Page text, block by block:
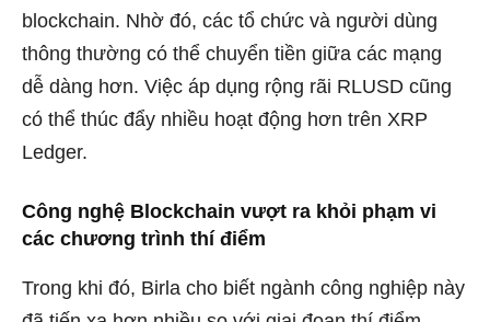
blockchain. Nhờ đó, các tổ chức và người dùng
thông thường có thể chuyển tiền giữa các mạng
dễ dàng hơn. Việc áp dụng rộng rãi RLUSD cũng
có thể thúc đẩy nhiều hoạt động hơn trên XRP
Ledger.
Công nghệ Blockchain vượt ra khỏi phạm vi
các chương trình thí điểm
Trong khi đó, Birla cho biết ngành công nghiệp này